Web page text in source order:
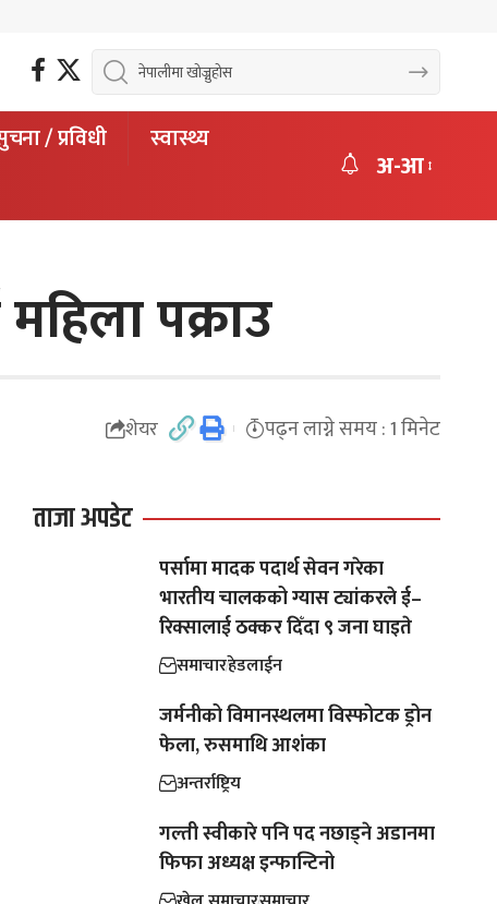
/ प्रविधी
स्वास्थ्य
अ-आ
पक्राउ
शेयर पढ्न लाग्ने समय : 1 मिनेट
ताजा अपडेट
पर्सामा मादक पदार्थ सेवन गरेका
भारतीय चालकको ग्यास ट्यांकरले ई–
रिक्सालाई ठक्कर दिँदा ९ जना घाइते
समाचारहेडलाईन
जर्मनीको विमानस्थलमा विस्फोटक ड्रोन
फेला, रुसमाथि आशंका
अन्तर्राष्ट्रिय
गल्ती स्वीकारे पनि पद नछाड्ने अडानमा
फिफा अध्यक्ष इन्फान्टिनो